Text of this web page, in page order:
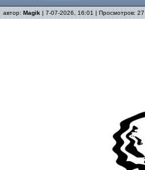
автор: Magik | 7-07-2026, 16:01 | Просмотров: 27